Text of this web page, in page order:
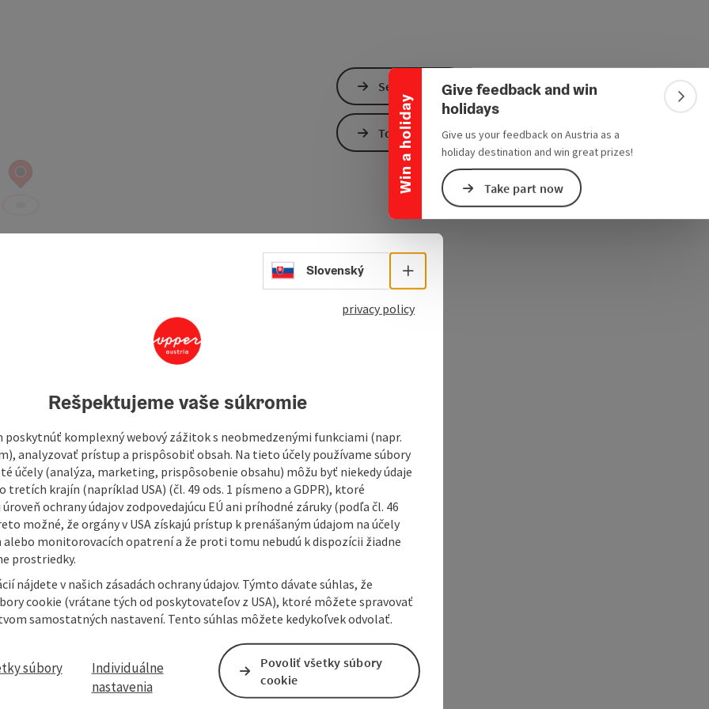
Win a holiday
Collapse banner
Give feedback and win
holidays
Give us your feedback on Austria as a
holiday destination and win great prizes!
Take part now
cultural center with a focus on new media
in the renovated building of the former “Old Sparkasse”
Wels (a cinema, which shows alternative international
“Kaiserpanorama” (an original preserved stereoscopic
the largest international youth media festival
Send inquiry
To the website
Select language - Open menu
Slovenský
privacy policy
Rešpektujeme vaše súkromie
poskytnúť komplexný webový zážitok s neobmedzenými funkciami (napr.
analyzovať prístup a prispôsobiť obsah. Na tieto účely používame súbory
účely (analýza, marketing, prispôsobenie obsahu) môžu byť niekedy údaje
tretích krajín (napríklad USA) (čl. 49 ods. 1 písmeno a GDPR), ktoré
ochrany údajov zodpovedajúcu EÚ ani príhodné záruky (podľa čl. 46
možné, že orgány v USA získajú prístup k prenášaným údajom na účely
monitorovacích opatrení a že proti tomu nebudú k dispozícii žiadne
prostriedky.
nájdete v našich zásadách ochrany údajov. Týmto dávate súhlas, že
cookie (vrátane tých od poskytovateľov z USA), ktoré môžete spravovať
samostatných nastavení. Tento súhlas môžete kedykoľvek odvolať.
súbory
Individuálne
nastavenia
Povoliť všetky súbory
cookie